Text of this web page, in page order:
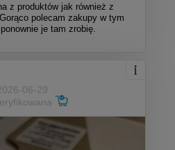
z produktów jak również z
polecam zakupy w tym
je tam zrobię.
06-29